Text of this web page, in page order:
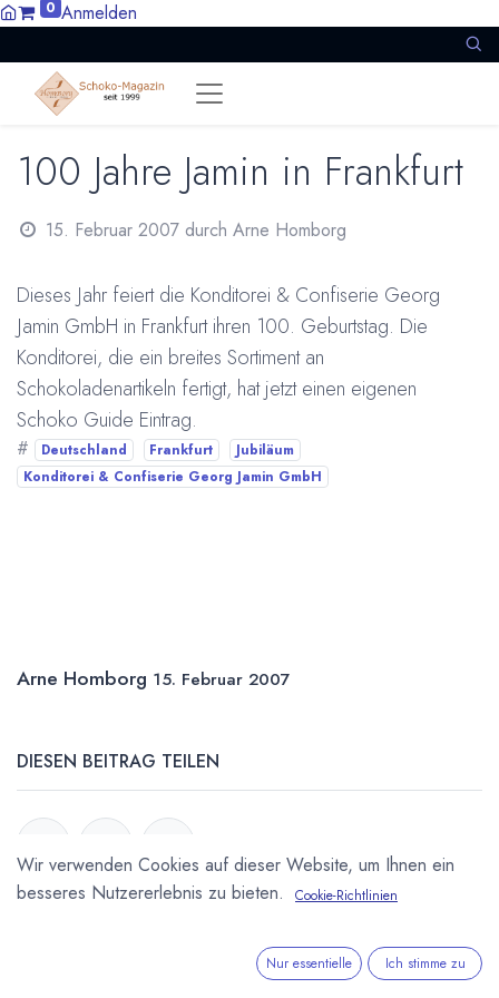
0 Anmelden
100 Jahre Jamin in Frankfurt
15. Februar 2007 durch Arne Homborg
Dieses Jahr feiert die Konditorei & Confiserie Georg
Jamin GmbH in Frankfurt ihren 100. Geburtstag. Die
Konditorei, die ein breites Sortiment an
Schokoladenartikeln fertigt, hat jetzt einen eigenen
Schoko Guide Eintrag.
# Deutschland Frankfurt
Jubiläum
Konditorei & Confiserie Georg Jamin GmbH
Arne Homborg 15. Februar 2007
DIESEN BEITRAG TEILEN
Wir verwenden Cookies auf dieser Website, um Ihnen ein
besseres Nutzererlebnis zu bieten.
Cookie-Richtlinien
Nur essentielle Ich stimme zu